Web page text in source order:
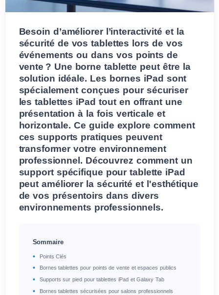
Besoin d’améliorer l’interactivité et la
sécurité de vos tablettes lors de vos
événements ou dans vos points de
vente ? Une borne tablette peut être la
solution idéale. Les bornes iPad sont
spécialement conçues pour sécuriser
les tablettes iPad tout en offrant une
présentation à la fois verticale et
horizontale. Ce guide explore comment
ces supports pratiques peuvent
transformer votre environnement
professionnel. Découvrez comment un
support spécifique pour tablette iPad
peut améliorer la sécurité et l'esthétique
de vos présentoirs dans divers
environnements professionnels.
Sommaire
Points Clés
Bornes tablettes pour points de vente et espaces publics
Supports sur pied pour tablettes iPad et Galaxy Tab
Bornes tablettes sécurisées pour salons professionnels